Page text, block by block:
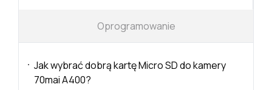
Oprogramowanie
Jak wybrać dobrą kartę Micro SD do kamery
70mai A400?